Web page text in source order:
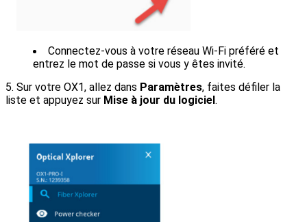
Connectez-vous à votre réseau Wi-Fi préféré et
entrez le mot de passe si vous y êtes invité.
5. Sur votre OX1, allez dans Paramètres, faites défiler la
liste et appuyez sur Mise à jour du logiciel .